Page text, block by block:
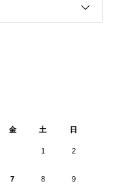
金 土 日
1 2
7 8 9